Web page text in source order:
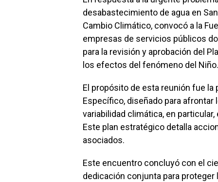
desabastecimiento de agua en
Cambio Climático, convocó a la
empresas de servicios públicos
para la revisión y aprobación del
los efectos del fenómeno del Niño.
El propósito de esta reunión fue
Específico, diseñado para
variabilidad climática, en
Este plan estratégico detalla
asociados.
Este encuentro concluyó con el
dedicación conjunta para